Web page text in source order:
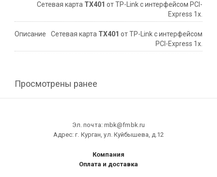
Сетевая карта TX401 от TP-Link с интерфейсом PCI-
Express 1x.
Описание Сетевая карта TX401 от TP-Link с интерфейсом
PCI-Express 1x.
Просмотрены ранее
Эл. почта: mbk@fmbk.ru
Адрес: г. Курган, ул. Куйбышева, д.12
Компания
Оплата и доставка